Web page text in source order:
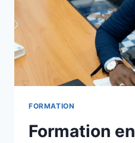
FORMATION
Formation en